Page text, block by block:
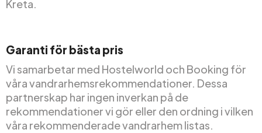
Kreta.
Garanti för bästa pris
Vi samarbetar med Hostelworld och Booking för
våra vandrarhemsrekommendationer. Dessa
partnerskap har ingen inverkan på de
rekommendationer vi gör eller den ordning i vilken
våra rekommenderade vandrarhem listas.